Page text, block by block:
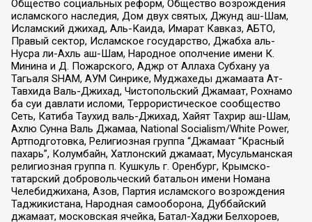
Общество социальных реформ, Общество возрождения
исламского наследия, Дом двух святых, Джунд аш-Шам,
Исламский джихад, Аль-Каида, Имарат Кавказ, АБТО,
Правый сектор, Исламское государство, Джабха аль-
Нусра ли-Ахль аш-Шам, Народное ополчение имени К.
Минина и Д. Пожарского, Аджр от Аллаха Субхану уа
Тагьаля SHAM, АУМ Синрике, Муджахеды джамаата Ат-
Тавхида Валь-Джихад, Чистопольский Джамаат, Рохнамо
ба суи давлати исломи, Террористическое сообщество
Сеть, Катиба Таухид валь-Джихад, Хайят Тахрир аш-Шам,
Ахлю Сунна Валь Джамаа, National Socialism/White Power,
Артподготовка, Религиозная группа “Джамаат “Красный
пахарь”, Колумбайн, Хатлонский джамаат, Мусульманская
религиозная группа п. Кушкуль г. Оренбург, Крымско-
татарский добровольческий батальон имени Номана
Челебиджихана, Азов, Партия исламского возрождения
Таджикистана, Народная самооборона, Дуббайский
джамаат, московская ячейка, Батал-Хаджи Белхороев,